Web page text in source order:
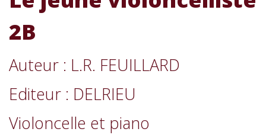
2B
Auteur : L.R. FEUILLARD
Editeur : DELRIEU
Violoncelle et piano